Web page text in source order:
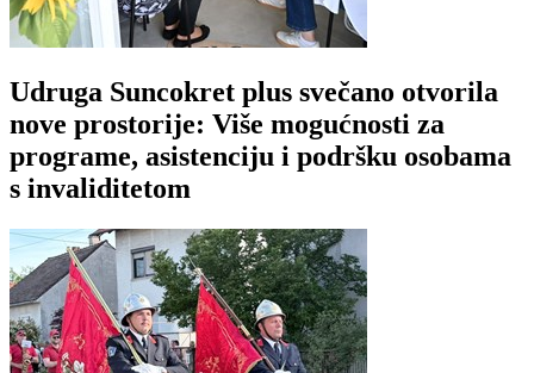
Udruga Suncokret plus svečano otvorila
nove prostorije: Više mogućnosti za
programe, asistenciju i podršku osobama
s invaliditetom